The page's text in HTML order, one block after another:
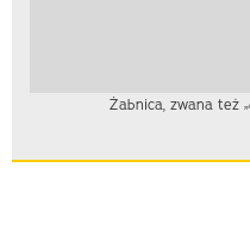
Żabnica, zwana też